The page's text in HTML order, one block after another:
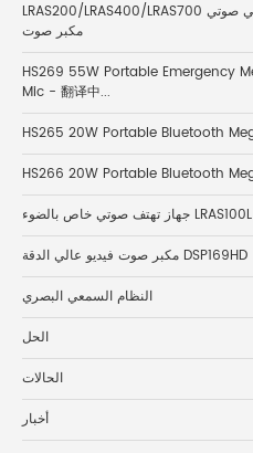
LRAS200/LRAS400/LRAS700 مكبر صوت طويل المدى اتجاهي صوتي
مكبر صوت
HS269 55W Portable Emergency
Mic - 翻译中...
HS265 20W Portable Bluetooth
HS266 20W Portable Bluetooth
جهاز تهتف صوتي خاص بالضوء LRAS100L
مكبر صوت فيديو عالي الدقة DSP169HD
النظام السمعي البصري
الحل
الحالات
أخبار